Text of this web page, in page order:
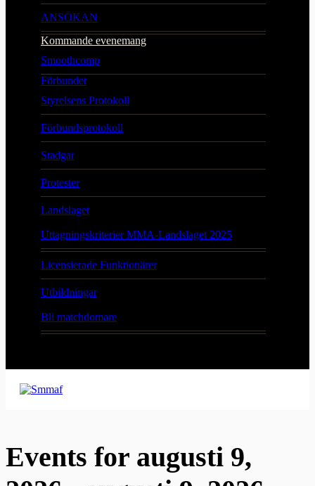
ANSÖKAN
Kommande evenemang
Smoothcomp
Förbundet
Styrelsens Protokoll
Förbundsprotokoll
Stadgar
Protester
Landslaget
Uttagningskriterier MMA-Landslaget 2025
Licensierade Funktionärer
Utbildningar
Bli matchdomare
Events for augusti 9,